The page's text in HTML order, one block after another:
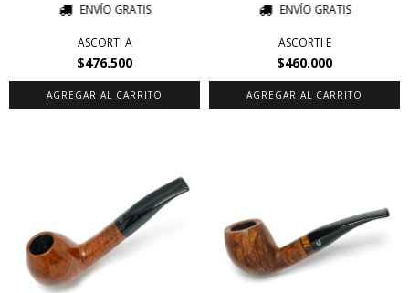
ENVÍO GRATIS
ASCORTI A
$476.500
ENVÍO GRATIS
ASCORTI E
$460.000